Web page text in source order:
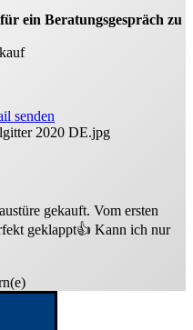
ein Beratungsgespräch zu
senden
gekauft. Vom ersten
geklappt👍 Kann ich nur